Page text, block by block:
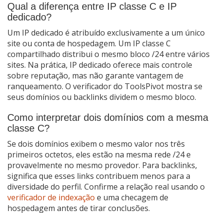
Qual a diferença entre IP classe C e IP
dedicado?
Um IP dedicado é atribuído exclusivamente a um único
site ou conta de hospedagem. Um IP classe C
compartilhado distribui o mesmo bloco /24 entre vários
sites. Na prática, IP dedicado oferece mais controle
sobre reputação, mas não garante vantagem de
ranqueamento. O verificador do ToolsPivot mostra se
seus domínios ou backlinks dividem o mesmo bloco.
Como interpretar dois domínios com a mesma
classe C?
Se dois domínios exibem o mesmo valor nos três
primeiros octetos, eles estão na mesma rede /24 e
provavelmente no mesmo provedor. Para backlinks,
significa que esses links contribuem menos para a
diversidade do perfil. Confirme a relação real usando o
verificador de indexação e uma checagem de
hospedagem antes de tirar conclusões.